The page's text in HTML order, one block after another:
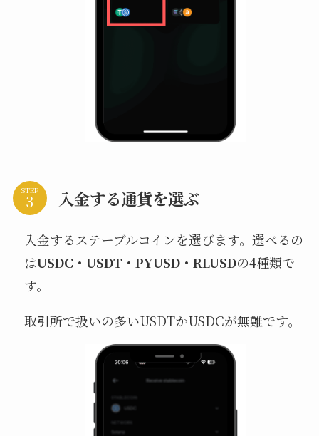
STEP 入金する通貨を選ぶ
入金するステーブルコインを選びます。選べるの
はUSDC・USDT・PYUSD・RLUSDの4種類で
す。
取引所で扱いの多いUSDTかUSDCが無難です。